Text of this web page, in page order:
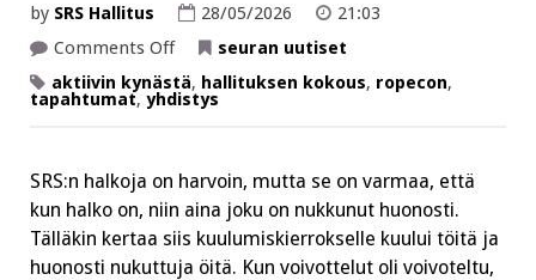
by SRS Hallitus 28/05/2026
21:03
Comments Offon
kynästä:
Töitä
seuran uutiset
aktiivin kynästä, hallituksen kokous, ropecon,
tapahtumat, yhdistys
SRS:n halkoja on harvoin, mutta se on varmaa, että
kun halko on, niin aina joku on nukkunut huonosti.
Tälläkin kertaa siis kuulumiskierrokselle kuului töitä ja
huonosti nukuttuja öitä. Kun voivottelut oli voivoteltu,